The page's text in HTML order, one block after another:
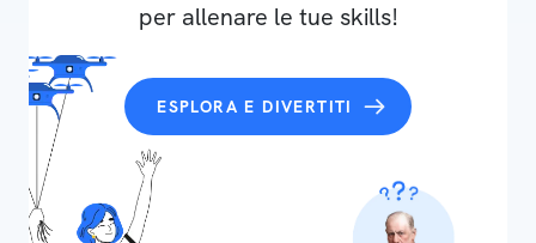
per allenare le tue skills!
ESPLORA E DIVERTITI